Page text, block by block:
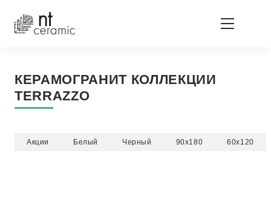
КЕРАМОГРАНИТ КОЛЛЕКЦИИ
TERRAZZO
Акции Белый Черный 90x180 60x120